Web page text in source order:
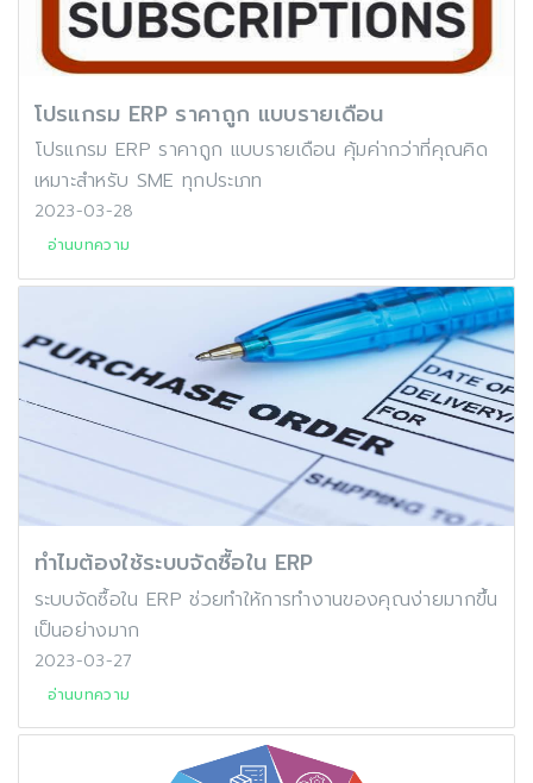
โปรแกรม ERP ราคาถูก แบบรายเดือน
โปรแกรม ERP ราคาถูก แบบรายเดือน คุ้มค่ากว่าที่คุณคิด
เหมาะสำหรับ SME ทุกประเภท
2023-03-28
อ่านบทความ
ทำไมต้องใช้ระบบจัดซื้อใน ERP
ระบบจัดซื้อใน ERP ช่วยทำให้การทำงานของคุณง่ายมากขึ้น
เป็นอย่างมาก
2023-03-27
อ่านบทความ